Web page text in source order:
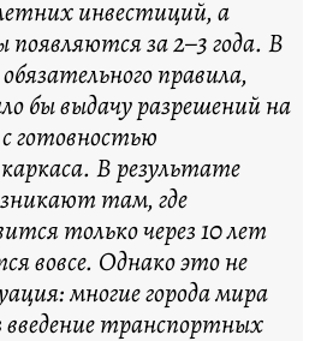
инвестиций, а
за 2–3 года. В
правила,
бы выдачу разрешений на
готовностью
В результате
там, где
только через 10 лет
вовсе. Однако это не
многие города мира
введение транспортных